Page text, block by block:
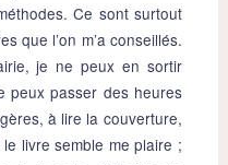
Ce sont surtout
que l’on m’a conseillés.
je ne peux en sortir
peux passer des heures
à lire la couverture,
livre semble me plaire ;